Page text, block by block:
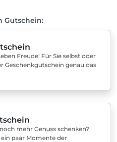
Gutschein:
Freude! Für Sie selbst oder
Geschenkgutschein genau das
mehr Genuss schenken?
paar Momente der